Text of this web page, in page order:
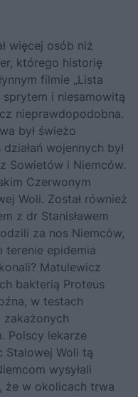
więcej osób niż
którego historię
filmie „Lista
sprytem i niesamowitą
nieprawdopodobna.
był świeżo
wojennych był
Sowietów i Niemców.
Czerwonym
Woli. Został również
z dr Stanisławem
za nos Niemców,
terenie epidemia
Matulewicz
bakterią Proteus
w testach
Polscy lekarze
Stalowej Woli tą
wysyłali
że w okolicach trwa